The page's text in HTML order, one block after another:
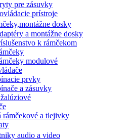
pre zásuvky
prístroje
dosky
a montážne dosky
k rámčekom
modulové
prvky
a zásuvky
rámčekové a tlejivky
audio a video